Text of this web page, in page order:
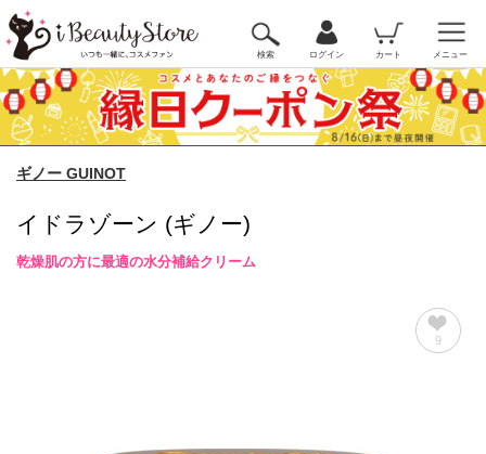
検索 ログイン カート メニュー
ギノー GUINOT
イドラゾーン (ギノー)
乾燥肌の方に最適の水分補給クリーム
9